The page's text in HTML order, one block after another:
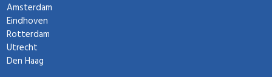
Amsterdam
Eindhoven
Rotterdam
Utrecht
Den Haag